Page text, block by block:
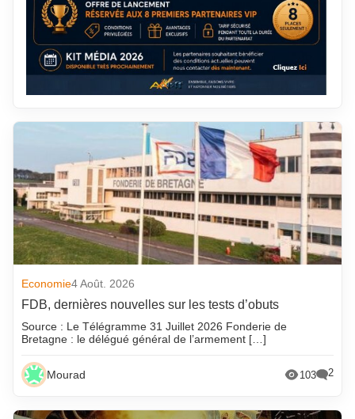
Economie4 Août. 2026
FDB, dernières nouvelles sur les tests d’obuts
Source : Le Télégramme 31 Juillet 2026 Fonderie de
Bretagne : le délégué général de l’armement […]
Mourad 103 2